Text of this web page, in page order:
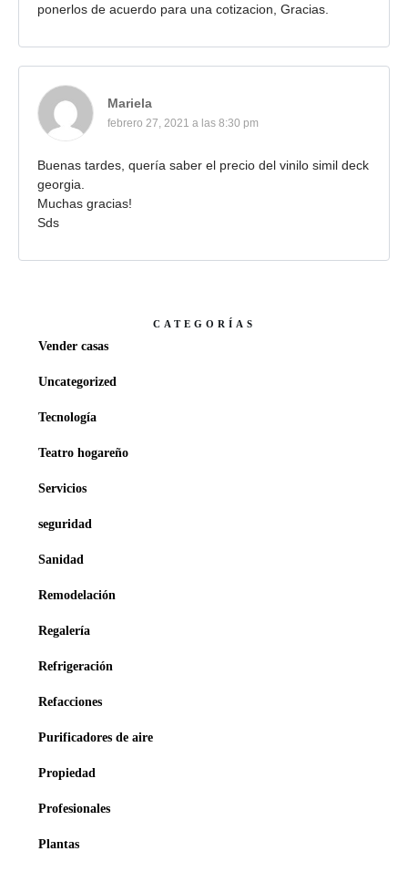
ponerlos de acuerdo para una cotizacion, Gracias.
Mariela
febrero 27, 2021 a las 8:30 pm
Buenas tardes, quería saber el precio del vinilo simil deck
georgia.
Muchas gracias!
Sds
CATEGORÍAS
Vender casas
Uncategorized
Tecnología
Teatro hogareño
Servicios
seguridad
Sanidad
Remodelación
Regalería
Refrigeración
Refacciones
Purificadores de aire
Propiedad
Profesionales
Plantas